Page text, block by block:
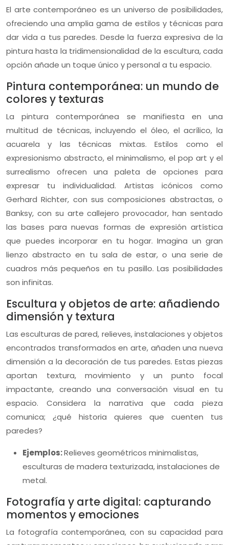
El arte contemporáneo es un universo de posibilidades,
ofreciendo una amplia gama de estilos y técnicas para
dar vida a tus paredes. Desde la fuerza expresiva de la
pintura hasta la tridimensionalidad de la escultura, cada
opción añade un toque único y personal a tu espacio.
Pintura contemporánea: un mundo de
colores y texturas
La pintura contemporánea se manifiesta en una
multitud de técnicas, incluyendo el óleo, el acrílico, la
acuarela y las técnicas mixtas. Estilos como el
expresionismo abstracto, el minimalismo, el pop art y el
surrealismo ofrecen una paleta de opciones para
expresar tu individualidad. Artistas icónicos como
Gerhard Richter, con sus composiciones abstractas, o
Banksy, con su arte callejero provocador, han sentado
las bases para nuevas formas de expresión artística
que puedes incorporar en tu hogar. Imagina un gran
lienzo abstracto en tu sala de estar, o una serie de
cuadros más pequeños en tu pasillo. Las posibilidades
son infinitas.
Escultura y objetos de arte: añadiendo
dimensión y textura
Las esculturas de pared, relieves, instalaciones y objetos
encontrados transformados en arte, añaden una nueva
dimensión a la decoración de tus paredes. Estas piezas
aportan textura, movimiento y un punto focal
impactante, creando una conversación visual en tu
espacio. Considera la narrativa que cada pieza
comunica; ¿qué historia quieres que cuenten tus
paredes?
Ejemplos:Relieves geométricos minimalistas,
esculturas de madera texturizada, instalaciones de
metal.
Fotografía y arte digital: capturando
momentos y emociones
La fotografía contemporánea, con su capacidad para